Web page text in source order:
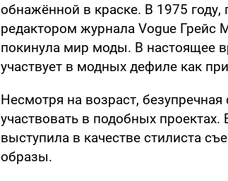
обнажённой в краске. В 1975
редактором журнала Vogue Грейс
покинула мир моды. В настоящее
участвует в модных дефиле как
Несмотря на возраст,
участвовать в подобных
выступила в качестве стилиста
образы.